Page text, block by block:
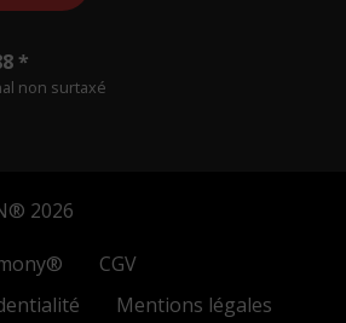
*
non surtaxé
2026
CGV
Mentions légales